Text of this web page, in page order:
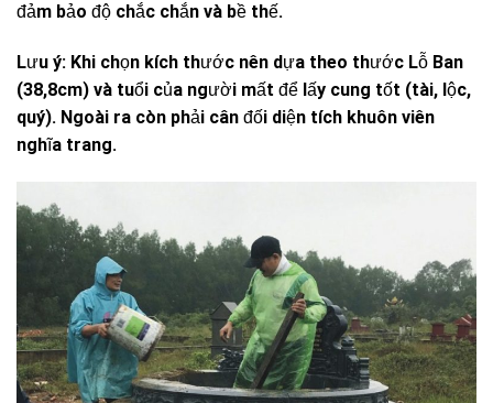
đảm bảo độ chắc chắn và bề thế.
Lưu ý: Khi chọn kích thước nên dựa theo thước Lỗ Ban
(38,8cm) và tuổi của người mất để lấy cung tốt (tài, lộc,
quý). Ngoài ra còn phải cân đối diện tích khuôn viên
nghĩa trang.